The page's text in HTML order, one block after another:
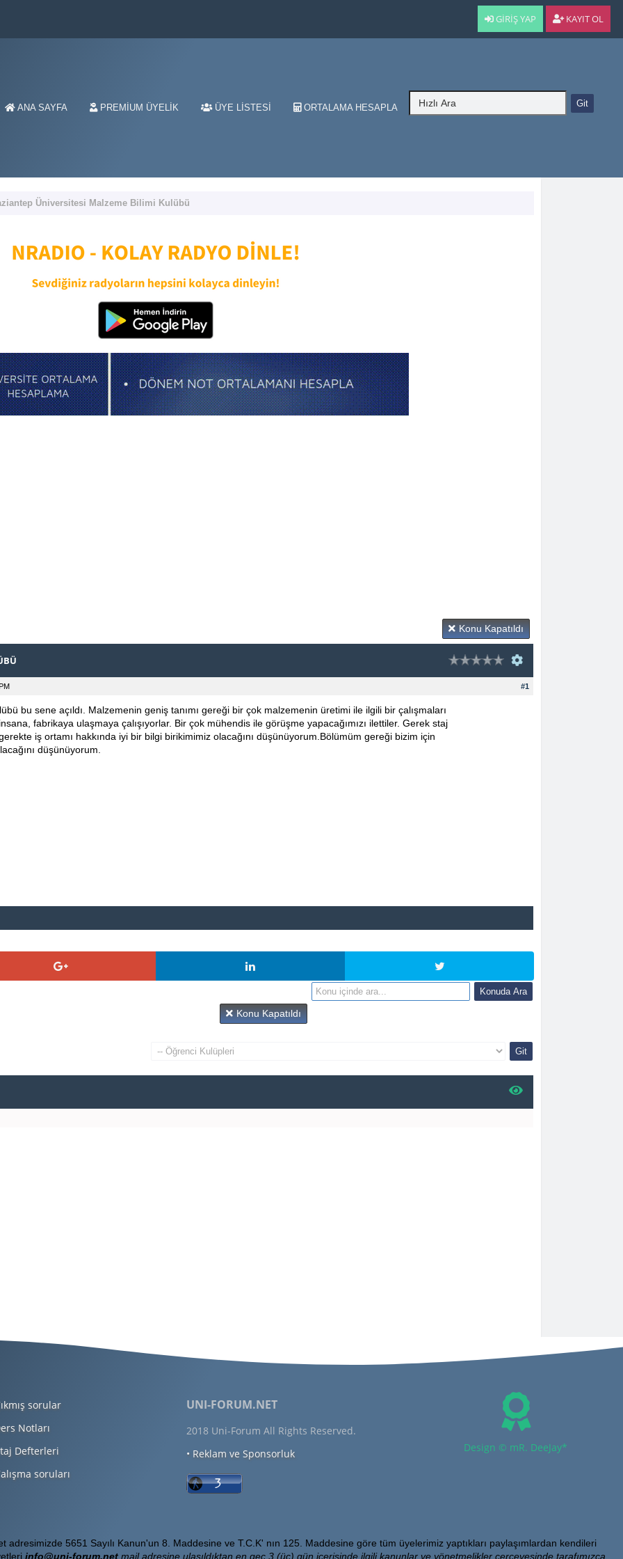
GIRIŞ YAP KAYIT OL
ANA SAYFA PREMIUM ÜYELIK ÜYE LISTESI ORTALAMA HESAPLA
Üniversitesi Malzeme Bilimi Kulübü
Konu Kapatıldı
#1
bu sene açıldı. Malzemenin geniş tanımı gereği bir çok malzemenin üretimi ile ilgili bir çalışmaları
fabrikaya ulaşmaya çalışıyorlar. Bir çok mühendis ile görüşme yapacağımızı ilettiler. Gerek staj
iş ortamı hakkında iyi bir bilgi birikimimiz olacağını düşünüyorum.Bölümüm gereği bizim için
düşünüyorum.
Konu Kapatıldı
sorular
Notları
Defterleri
soruları
Design © mR. DeeJay*
UNI-FORUM.NET
2018 Uni-Forum All Rights Reserved.
• Reklam ve Sponsorluk
adresimizde 5651 Sayılı Kanun'un 8. Maddesine ve T.C.K' nın 125. Maddesine göre tüm üyelerimiz yaptıkları paylaşımlardan kendileri
info@uni-forum.netmail adresine ulaşıldıktan en geç 3 (üç) gün içerisinde ilgili kanunlar ve yönetmelikler çerçevesinde tarafımızca